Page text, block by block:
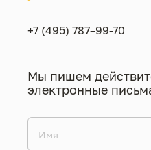
+7 (495) 787–99-70
Мы пишем
электронные